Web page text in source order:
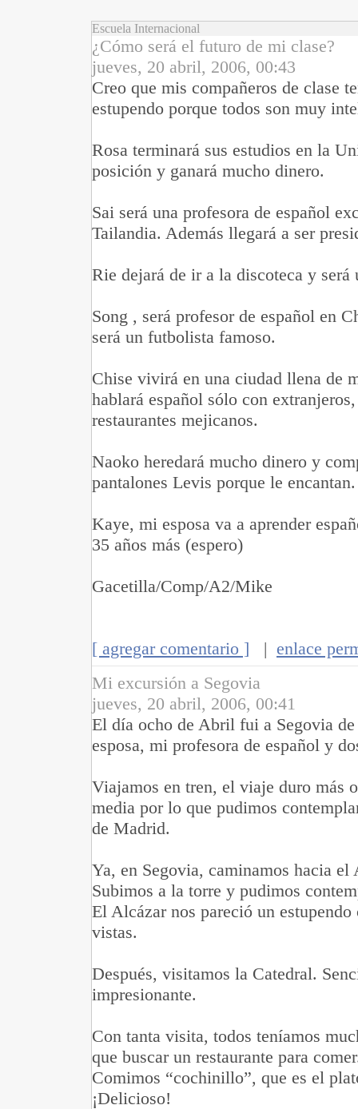
Escuela Internacional
¿Cómo será el futuro de mi clase?
jueves, 20 abril, 2006, 00:43
Creo que mis compañeros de clase
estupendo porque todos son muy
Rosa terminará sus estudios en la
posición y ganará mucho dinero.
Sai será una profesora de español
Tailandia. Además llegará a ser
Rie dejará de ir a la discoteca y será
Song , será profesor de español en
será un futbolista famoso.
Chise vivirá en una ciudad llena de
hablará español sólo con
restaurantes mejicanos.
Naoko heredará mucho dinero y
pantalones Levis porque le encantan.
Kaye, mi esposa va a aprender
35 años más (espero)
Gacetilla/Comp/A2/Mike
[ agregar comentario ] | enlace
Mi excursión a Segovia
jueves, 20 abril, 2006, 00:41
El día ocho de Abril fui a Segovia
esposa, mi profesora de español y
Viajamos en tren, el viaje duro más
media por lo que pudimos
de Madrid.
Ya, en Segovia, caminamos hacia
Subimos a la torre y pudimos
El Alcázar nos pareció un
vistas.
Después, visitamos la Catedral.
impresionante.
Con tanta visita, todos teníamos
que buscar un restaurante para
Comimos “cochinillo”, que es el
¡Delicioso!